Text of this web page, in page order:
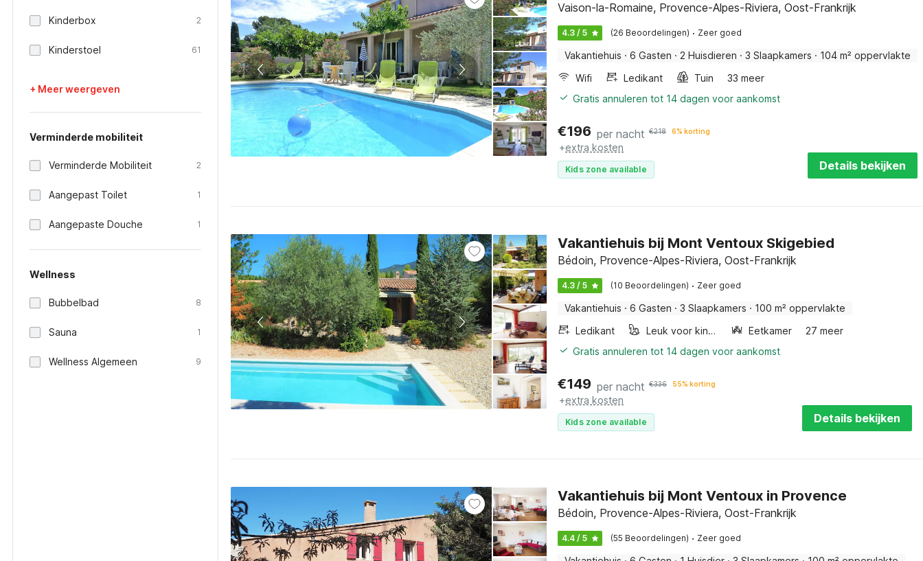
Kinderbox 2
Kinderstoel 61
+ Meer weergeven
Verminderde mobiliteit
Verminderde Mobiliteit 2
Aangepast Toilet 1
Aangepaste Douche 1
Wellness
Bubbelbad 8
Sauna 1
Wellness Algemeen 9
Vaison-la-Romaine, Provence-Alpes-Riviera, Oost-Frankrijk
4.3 / 5 (26 Beoordelingen) · Zeer goed
Vakantiehuis · 6 Gasten · 2 Huisdieren · 3 Slaapkamers · 104 m² oppervlakte
Wifi
Ledikant Tuin
33 meer
Gratis annuleren tot 14 dagen voor aankomst
€196 per nacht €218 6% korting
+extra kosten
Kids zone available Details bekijken
Vakantiehuis bij Mont Ventoux Skigebied
Bédoin, Provence-Alpes-Riviera, Oost-Frankrijk
4.3 / 5 (10 Beoordelingen) · Zeer goed
Vakantiehuis · 6 Gasten · 3 Slaapkamers · 100 m² oppervlakte
Ledikant
Leuk voor kinderen Eetkamer
27 meer
Gratis annuleren tot 14 dagen voor aankomst
€149 per nacht €336 55% korting
+extra kosten
Kids zone available Details bekijken
Vakantiehuis bij Mont Ventoux in Provence
Bédoin, Provence-Alpes-Riviera, Oost-Frankrijk
4.4 / 5 (55 Beoordelingen) · Zeer goed